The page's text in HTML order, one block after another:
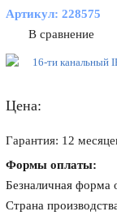
Артикул:228575
В сравнение
Цена:
Гарантия: 12
Формы оплаты:
Безналичная
Страна